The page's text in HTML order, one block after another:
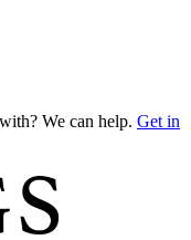
We can help. Get in